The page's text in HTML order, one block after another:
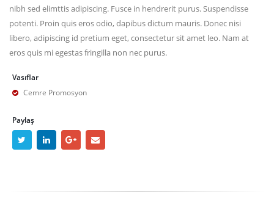
nibh sed elimttis adipiscing. Fusce in hendrerit purus. Suspendisse
potenti. Proin quis eros odio, dapibus dictum mauris. Donec nisi
libero, adipiscing id pretium eget, consectetur sit amet leo. Nam at
eros quis mi egestas fringilla non nec purus.
Vasıflar
Cemre Promosyon
Paylaş